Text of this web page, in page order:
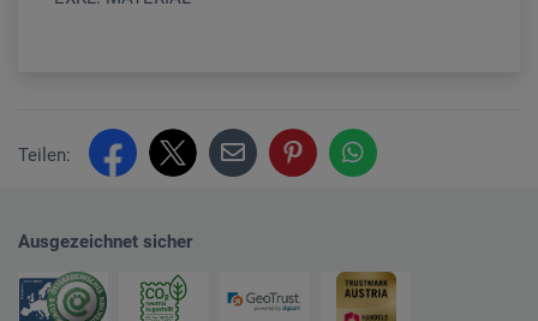
Teilen:
Ausgezeichnet sicher